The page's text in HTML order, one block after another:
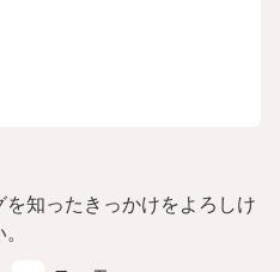
知ったきっかけをよろしけ